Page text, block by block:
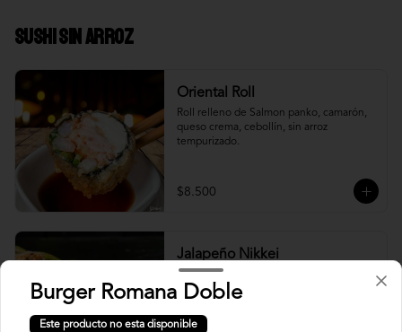
Sushi Sin Arroz
Oriental Roll
Roll relleno de Salmon panko, camarón,
queso crema, cebollín, sin arroz
tempurizado.
$8.500
Jalapeño Nikkei
Roll sin arroz relleno de Camaron
tempura, jalapeño, queso crema, cebolla,
acevichada.
Burger Romana Doble
Este producto no esta disponible